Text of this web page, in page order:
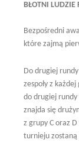
BŁOTNI LUDZIE
Bezpośredni
które zajmą
Do drugiej
zespoły z
do drugiej
znajda się
z grupy C oraz
turnieju zostaną